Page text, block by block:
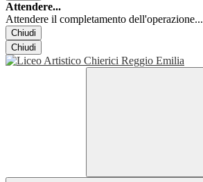
Attendere...
Attendere il completamento dell'operazione...
Chiudi
Chiudi